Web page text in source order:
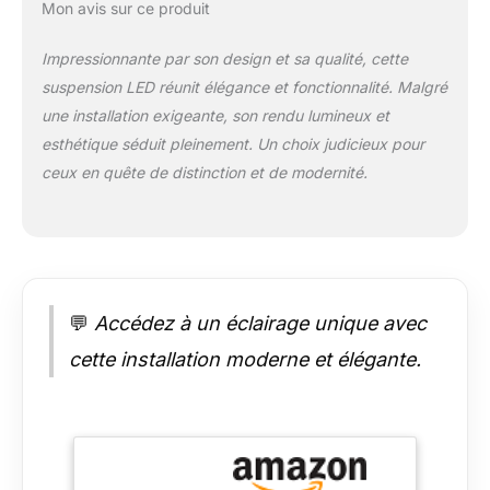
longueur des câbles,
l'emplacement des
boules de cristal sont
à vous de décider. La
des câbles est de (4
d'ampoule : G4 x14
lumière chaude par
avez besoin d'une
gradation de
l'éclairage, vous
Mon avis sur ce produit
Impressionnante par son design et sa qualité, cette
suspension LED réunit élégance et fonctionnalité. Malgré
une installation exigeante, son rendu lumineux et
esthétique séduit pleinement. Un choix judicieux pour
ceux en quête de distinction et de modernité.
💬 Accédez à un éclairage unique avec
cette installation moderne et élégante.